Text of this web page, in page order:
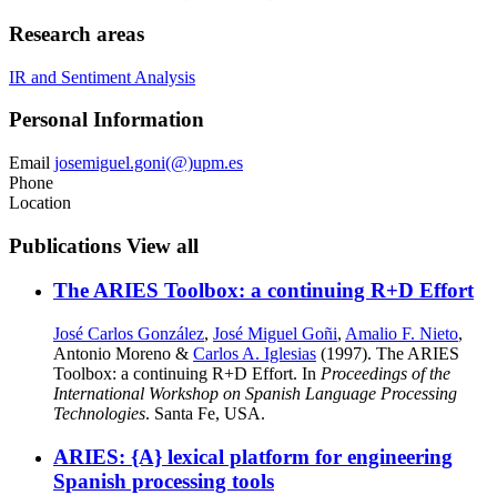
Research areas
IR and Sentiment Analysis
Personal Information
Email josemiguel.goni(@)upm.es
Phone
Location
Publications View all
The ARIES Toolbox: a continuing R+D Effort
José Carlos González, José Miguel Goñi, Amalio F. Nieto,
Antonio Moreno & Carlos A. Iglesias (1997). The ARIES
Toolbox: a continuing R+D Effort. In Proceedings of the
International Workshop on Spanish Language Processing
Technologies. Santa Fe, USA.
ARIES: {A} lexical platform for engineering
Spanish processing tools